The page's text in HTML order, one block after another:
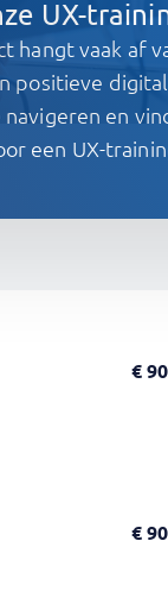
UX-
hangt vaak af
positieve
en
een UX-
€
€